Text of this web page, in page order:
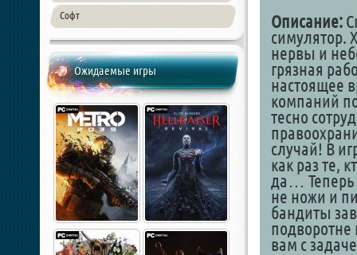
Софт
Ожидаемые игры
Описание:
симулятор.
нервы и
грязная
настоящее
компаний
тесно
случай! В
как раз те,
да… Теперь
не ножи и
бандиты
подворотне
вам с